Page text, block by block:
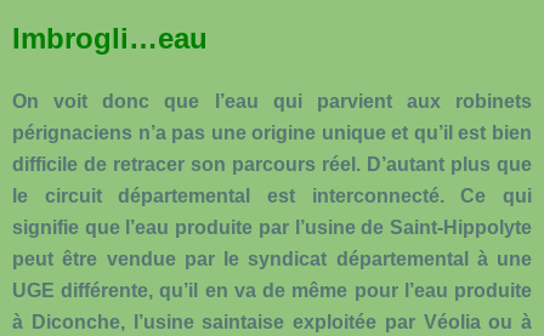
Imbrogli…eau
On voit donc que l’eau qui parvient aux robinets
pérignaciens n’a pas une origine unique et qu’il est bien
difficile de retracer son parcours réel. D’autant plus que
le circuit départemental est interconnecté. Ce qui
signifie que l’eau produite par l’usine de Saint-Hippolyte
peut être vendue par le syndicat départemental à une
UGE différente, qu’il en va de même pour l’eau produite
à Diconche, l’usine saintaise exploitée par Véolia ou à